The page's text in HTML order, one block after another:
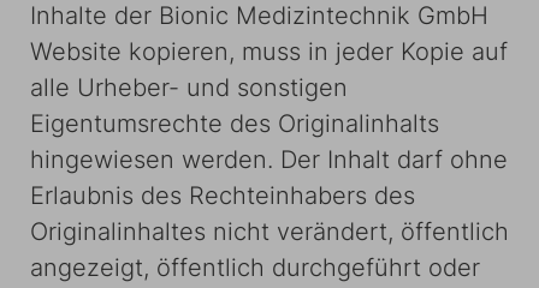
Inhalte der Bionic Medizintechnik GmbH
Website kopieren, muss in jeder Kopie auf
alle Urheber- und sonstigen
Eigentumsrechte des Originalinhalts
hingewiesen werden. Der Inhalt darf ohne
Erlaubnis des Rechteinhabers des
Originalinhaltes nicht verändert, öffentlich
angezeigt, öffentlich durchgeführt oder